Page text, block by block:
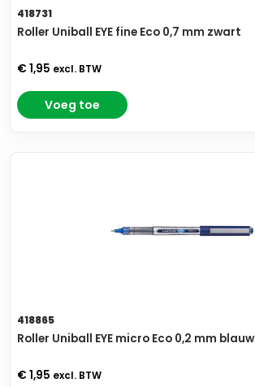
418731
Roller Uniball EYE fine Eco 0,7 mm zwart
€ 1,95 excl. BTW
Voeg toe
418865
Roller Uniball EYE micro Eco 0,2 mm blauw
€ 1,95 excl. BTW